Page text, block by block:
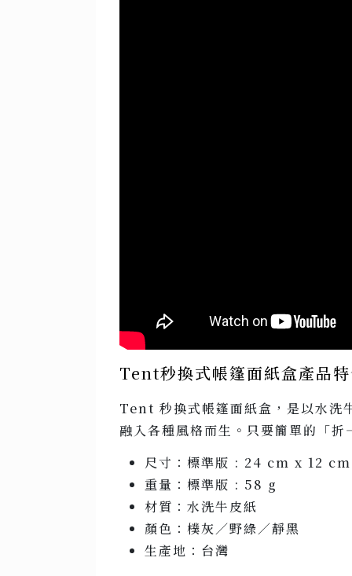
Tent秒換式帳篷面紙盒產品
Tent 秒換式帳篷面紙盒，是以水洗
融入各種風格而生。只要簡單的「
尺寸：標準版 : 24 cm x 12
重量：標準版 : 58 g
材質：水洗牛皮紙
顏色：樸灰／野綠／靜黑
生產地：台灣